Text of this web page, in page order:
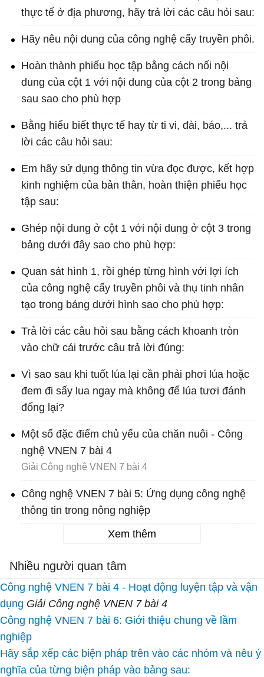
thực tế ở địa phương, hãy trả lời các câu hỏi sau:
Hãy nêu nội dung của công nghệ cấy truyền phôi.
Hoàn thành phiếu học tập bằng cách nối nội
dung của cột 1 với nội dung của cột 2 trong bảng
sau sao cho phù hợp
Bằng hiểu biết thực tế hay từ ti vi, đài, báo,... trả
lời các câu hỏi sau:
Em hãy sử dụng thông tin vừa đọc được, kết hợp
kinh nghiệm của bản thân, hoàn thiện phiếu học
tập sau:
Ghép nội dung ở cột 1 với nội dung ở cột 3 trong
bảng dưới đây sao cho phù hợp:
Quan sát hình 1, rồi ghép từng hình với lợi ích
của công nghệ cấy truyền phôi và thụ tinh nhân
tạo trong bảng dưới hình sao cho phù hợp:
Trả lời các câu hỏi sau bằng cách khoanh tròn
vào chữ cái trước câu trả lời đúng:
Vì sao sau khi tuốt lúa lại cần phải phơi lúa hoặc
đem đi sấy lua ngay mà không để lúa tươi đánh
đống lại?
Một số đặc điểm chủ yếu của chăn nuôi - Công
nghệ VNEN 7 bài 4
Giải Công nghệ VNEN 7 bài 4
Công nghệ VNEN 7 bài 5: Ứng dụng công nghệ
thông tin trong nông nghiệp
Xem thêm
Nhiều người quan tâm
Công nghệ VNEN 7 bài 4 - Hoạt động luyện tập và vận
dụng Giải Công nghệ VNEN 7 bài 4
Công nghệ VNEN 7 bài 6: Giới thiệu chung về lầm
nghiệp
Hãy sắp xếp các biện pháp trên vào các nhóm và nêu ý
nghĩa của từng biện pháp vào bảng sau: